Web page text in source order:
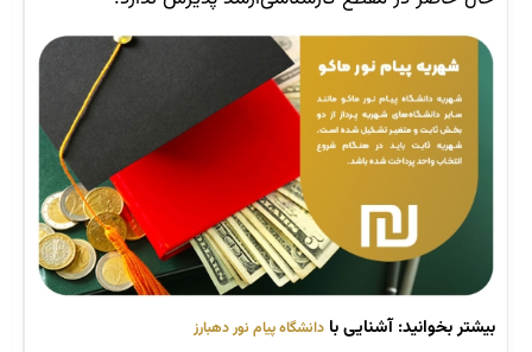
بیشتر بخوانید: آشنایی با دانشگاه پیام نور دهبارز